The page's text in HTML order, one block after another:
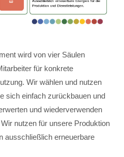
wird von vier Säulen
für konkrete
Wir wählen und nutzen
sich einfach zurückbauen und
und wiederverwenden
nutzen für unsere Produktion
ausschließlich erneuerbare